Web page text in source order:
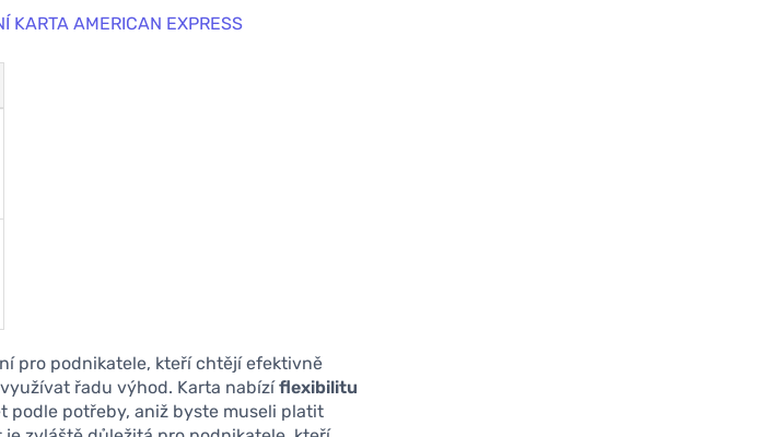
KARTA AMERICAN EXPRESS
pro podnikatele, kteří chtějí efektivně
řadu výhod. Karta nabízíflexibilitu
podle potřeby, aniž byste museli platit